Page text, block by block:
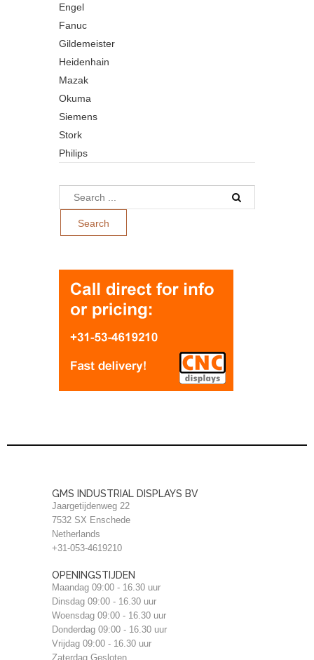
Engel
Fanuc
Gildemeister
Heidenhain
Mazak
Okuma
Siemens
Stork
Philips
GMS INDUSTRIAL DISPLAYS BV
Jaargetijdenweg 22
7532 SX Enschede
Netherlands
+31-053-4619210
OPENINGSTIJDEN
Maandag 09:00 - 16.30 uur
Dinsdag 09:00 - 16.30 uur
Woensdag 09:00 - 16.30 uur
Donderdag 09:00 - 16.30 uur
Vrijdag 09:00 - 16.30 uur
Zaterdag Gesloten